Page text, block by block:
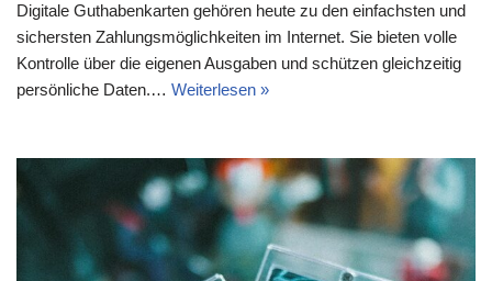
Digitale Guthabenkarten gehören heute zu den einfachsten und
sichersten Zahlungsmöglichkeiten im Internet. Sie bieten volle
Kontrolle über die eigenen Ausgaben und schützen gleichzeitig
persönliche Daten.… Weiterlesen »